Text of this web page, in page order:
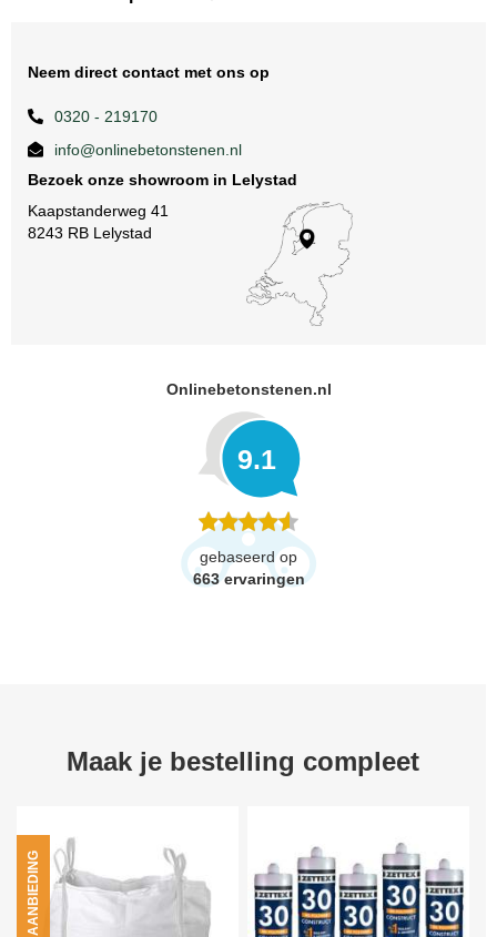
Neem direct contact met ons op
0320 - 219170
info@onlinebetonstenen.nl
Bezoek onze showroom in Lelystad
Kaapstanderweg 41
8243 RB Lelystad
Onlinebetonstenen.nl
9.1
gebaseerd op
663 ervaringen
Maak je bestelling compleet
AANBIEDING